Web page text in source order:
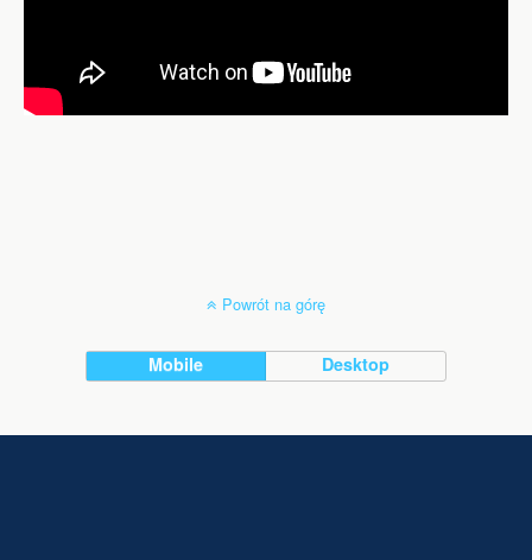
Powrót na górę
Mobile Desktop